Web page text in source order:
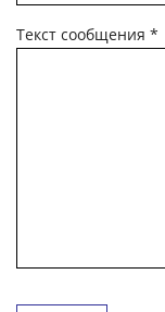
Текст сообщения *